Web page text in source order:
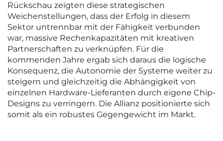
Rückschau zeigten diese strategischen
Weichenstellungen, dass der Erfolg in diesem
Sektor untrennbar mit der Fähigkeit verbunden
war, massive Rechenkapazitäten mit kreativen
Partnerschaften zu verknüpfen. Für die
kommenden Jahre ergab sich daraus die logische
Konsequenz, die Autonomie der Systeme weiter zu
steigern und gleichzeitig die Abhängigkeit von
einzelnen Hardware-Lieferanten durch eigene Chip-
Designs zu verringern. Die Allianz positionierte sich
somit als ein robustes Gegengewicht im Markt.